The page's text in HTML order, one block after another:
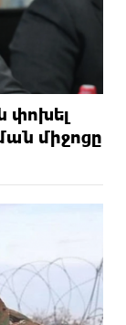
փոխել
միջոցը